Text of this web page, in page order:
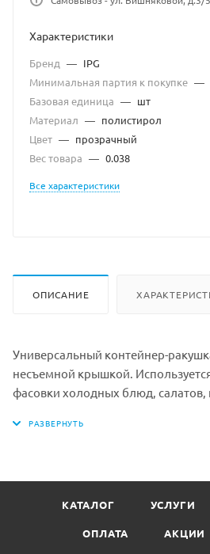
Характеристики
Бренд — IPG
Минимальная партия к покупке —
Базовая единица — шт
Материал — полистирол
Цвет — прозрачный
Вес товара — 0.038
Все характеристики
ОПИСАНИЕ
Универсальный контейнер-
несъемной крышкой.
фасовки холодных блюд, салатов,
сухих кормов. Имеет
надежных прямоугольных
КАТАЛОГ УСЛУГИ
ОПЛАТА АКЦИИ